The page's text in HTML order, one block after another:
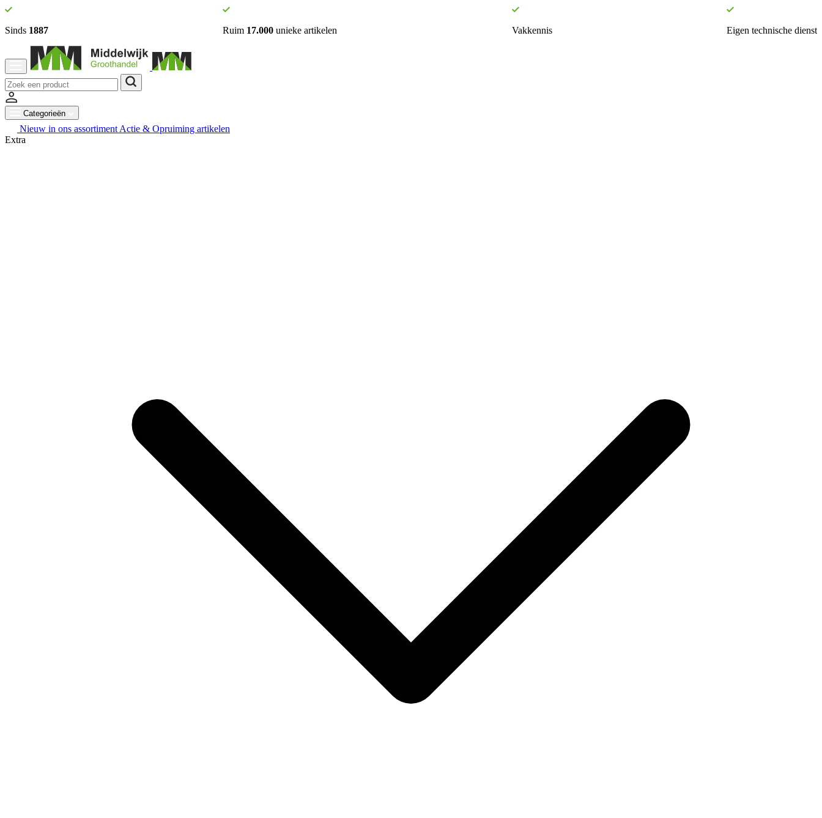
Sinds 1887 Ruim 17.000 unieke artikelen Vakkennis Eigen technische dienst
Categorieën
Nieuw in ons assortiment Actie & Opruiming artikelen
Extra